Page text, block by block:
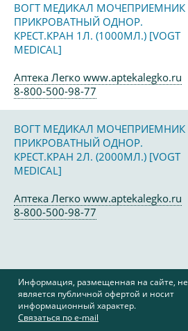
ВОГТ МЕДИКАЛ МОЧЕПРИЕМНИК
ПРИКРОВАТНЫЙ ОДНОР.
КРЕСТ.КРАН 1Л. (1000МЛ.) [VOGT
MEDICAL]
Аптека Легко www.aptekalegko.ru
8-800-500-98-77
ВОГТ МЕДИКАЛ МОЧЕПРИЕМНИК
ПРИКРОВАТНЫЙ ОДНОР.
КРЕСТ.КРАН 2Л. (2000МЛ.) [VOGT
MEDICAL]
Аптека Легко www.aptekalegko.ru
8-800-500-98-77
Информация, размещенная на сайте, не
является публичной офертой и носит
информационный характер.
Связаться по e-mail